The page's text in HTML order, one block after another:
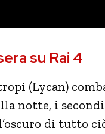
su Rai 4
(Lycan)
notte, i
di tutto